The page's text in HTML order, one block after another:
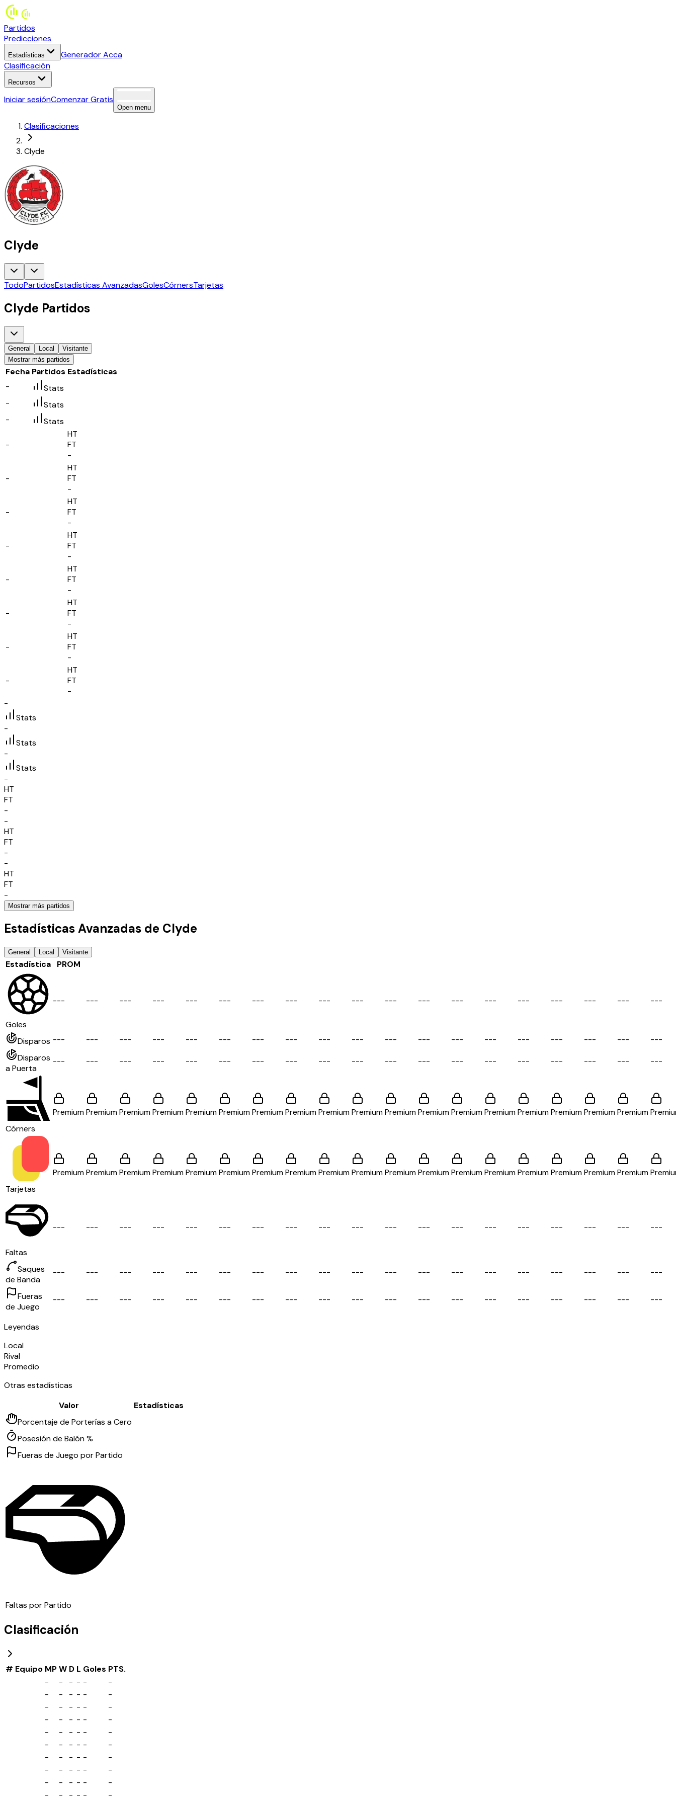
Partidos
Predicciones
Estadísticas
Generador Acca
Clasificación
Recursos
Iniciar sesiónComenzar Gratis
Open menu
Clasificaciones
Clyde
Clyde
TodoPartidosEstadísticas AvanzadasGolesCórnersTarjetas
Clyde Partidos
General Local
Visitante
Mostrar más partidos
Fecha Partidos Estadísticas
-
Stats
-
Stats
-
Stats
-
HT
FT
-
-
HT
FT
-
-
HT
FT
-
-
HT
FT
-
-
HT
FT
-
-
HT
FT
-
-
HT
FT
-
-
HT
FT
-
-
Stats
-
Stats
-
Stats
-
HT
FT
-
-
HT
FT
-
-
HT
FT
-
Mostrar más partidos
Estadísticas Avanzadas de Clyde
General Local Visitante
Estadística PROM
Goles
--- --- --- --- --- --- --- --- --- --- --- --- --- --- --- --- --- --- ---
Disparos --- --- --- --- --- --- --- --- --- --- --- --- --- --- --- --- --- --- ---
Disparos
a Puerta
--- --- --- --- --- --- --- --- --- --- --- --- --- --- --- --- --- --- ---
Córners
PremiumPremiumPremiumPremiumPremiumPremiumPremiumPremiumPremiumPremiumPremiumPremiumPremiumPremiumPremiumPremiumPremiumPremium
Tarjetas
PremiumPremiumPremiumPremiumPremiumPremiumPremiumPremiumPremiumPremiumPremiumPremiumPremiumPremiumPremiumPremiumPremiumPremium
Faltas
--- --- --- --- --- --- --- --- --- --- --- --- --- --- --- --- --- --- ---
Saques
de Banda
--- --- --- --- --- --- --- --- --- --- --- --- --- --- --- --- --- --- ---
Fueras
de Juego
--- --- --- --- --- --- --- --- --- --- --- --- --- --- --- --- --- --- ---
Leyendas
Local
Rival
Promedio
Otras estadísticas
Valor
Estadísticas
Porcentaje de Porterías a Cero
Posesión de Balón %
Fueras de Juego por Partido
Faltas por Partido
Clasificación
# Equipo MPW D L Goles PTS.
-
- - - -
-
-
- - - -
-
-
- - - -
-
-
- - - -
-
-
- - - -
-
-
- - - -
-
-
- - - -
-
-
- - - -
-
-
- - - -
-
-
- - - -
-